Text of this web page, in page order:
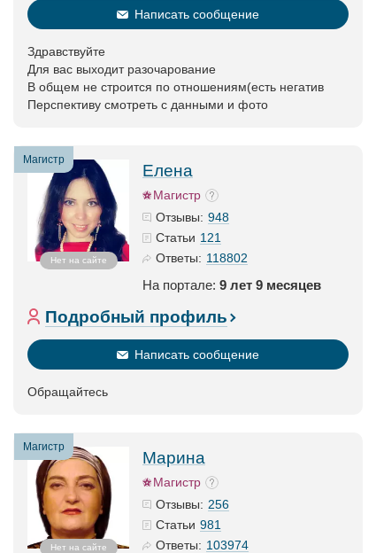
Написать сообщение
Здравствуйте
Для вас выходит разочарование
В общем не строится по отношениям(есть негатив
Перспективу смотреть с данными и фото
Магистр
Нет на сайте
Елена
Магистр
Отзывы: 948
Статьи 121
Ответы: 118802
На портале: 9 лет 9 месяцев
Подробный профиль
Написать сообщение
Обращайтесь
Магистр
Нет на сайте
Марина
Магистр
Отзывы: 256
Статьи 981
Ответы: 103974